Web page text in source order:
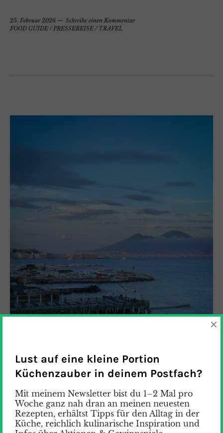
25. Februar 2026
Schreibe einen Kommentar
FOOD GUIDE /PRESSEREISE / TRAVEL
Genussreise durch Kampanien –
Von Neapel bis Paestum mit der
Lust auf eine kleine Portion
Küchenzauber in deinem Postfach?
Mit meinem Newsletter bist du 1–2 Mal pro
Woche ganz nah dran an meinen neuesten
Rezepten, erhältst Tipps für den Alltag in der
Küche, reichlich kulinarische Inspiration und
×